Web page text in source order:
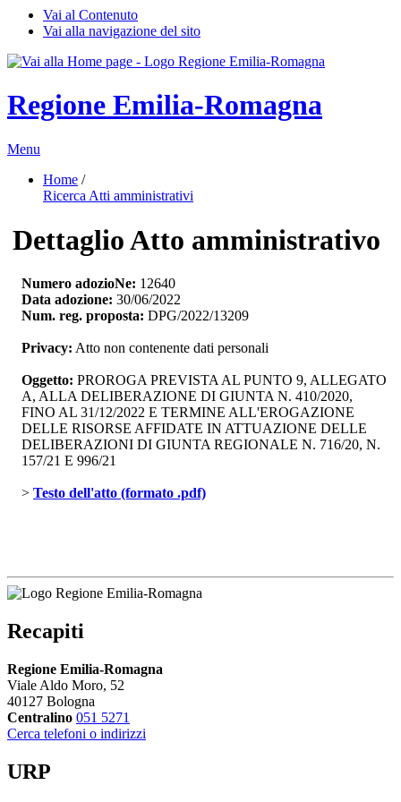
Vai al Contenuto
Vai alla navigazione del sito
Regione Emilia-Romagna
Menu
Home /
Ricerca Atti amministrativi
Dettaglio Atto amministrativo
Numero adozioNe: 12640
Data adozione: 30/06/2022
Num. reg. proposta: DPG/2022/13209
Privacy: Atto non contenente dati personali
Oggetto: PROROGA PREVISTA AL PUNTO 9, ALLEGATO
A, ALLA DELIBERAZIONE DI GIUNTA N. 410/2020,
FINO AL 31/12/2022 E TERMINE ALL'EROGAZIONE
DELLE RISORSE AFFIDATE IN ATTUAZIONE DELLE
DELIBERAZIONI DI GIUNTA REGIONALE N. 716/20, N.
157/21 E 996/21
> Testo dell'atto (formato .pdf)
Recapiti
Regione Emilia-Romagna
Viale Aldo Moro, 52
40127 Bologna
Centralino 051 5271
Cerca telefoni o indirizzi
URP